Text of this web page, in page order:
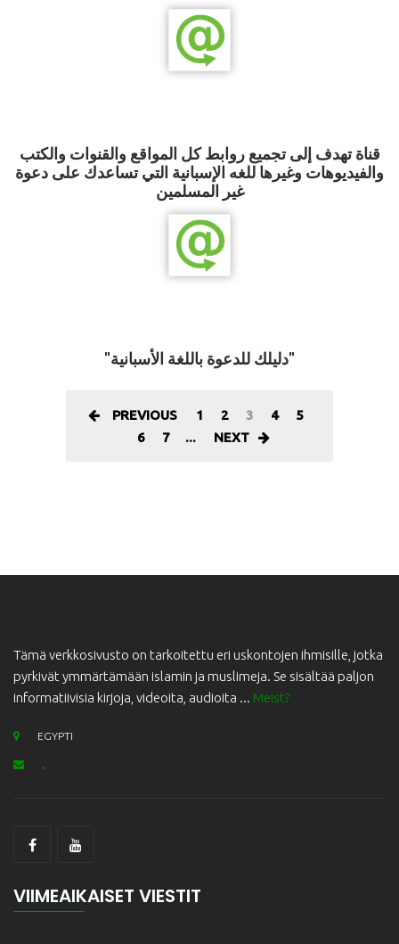
قناة تهدف إلى تجميع روابط كل المواقع والقنوات والكتب
والفيديوهات وغيرها للغه الإسبانية التي تساعدك على دعوة
غير المسلمين
"دليلك للدعوة باللغة الأسبانية"
PREVIOUS 1 2 3 4
5
6
7 ... NEXT
Tämä verkkosivusto on tarkoitettu eri uskontojen ihmisille, jotka
pyrkivät ymmärtämään islamin ja muslimeja. Se sisältää paljon
informatiivisia kirjoja, videoita, audioita ... Meist?
EGYPTI
VIIMEAIKAISET VIESTIT